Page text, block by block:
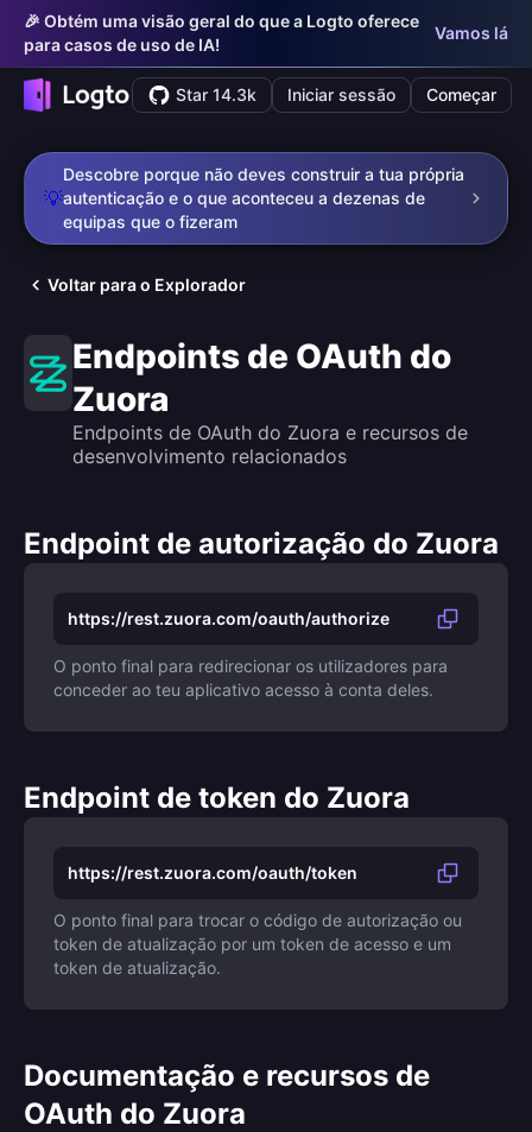
🎉 Obtém uma visão geral do que a Logto oferece
para casos de uso de IA!
Vamos lá
Star 14.3k Iniciar sessão Começar
💡
Descobre porque não deves construir a tua própria
autenticação e o que aconteceu a dezenas de
equipas que o fizeram
Voltar para o Explorador
Endpoints de OAuth do
Zuora
Endpoints de OAuth do Zuora e recursos de
desenvolvimento relacionados
Endpoint de autorização do Zuora
https://rest.zuora.com/oauth/authorize
O ponto final para redirecionar os utilizadores para
conceder ao teu aplicativo acesso à conta deles.
Endpoint de token do Zuora
https://rest.zuora.com/oauth/token
O ponto final para trocar o código de autorização ou
token de atualização por um token de acesso e um
token de atualização.
Documentação e recursos de
OAuth do Zuora